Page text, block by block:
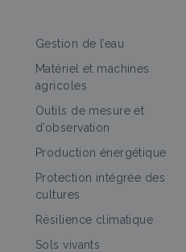
Retour d'expérience Auxiliaire
>
Gestion de l’eau
Matériel et machines
agricoles
Outils de mesure et
d’observation
Production énergétique
Protection intégrée des
cultures
Résilience climatique
Sols vivants